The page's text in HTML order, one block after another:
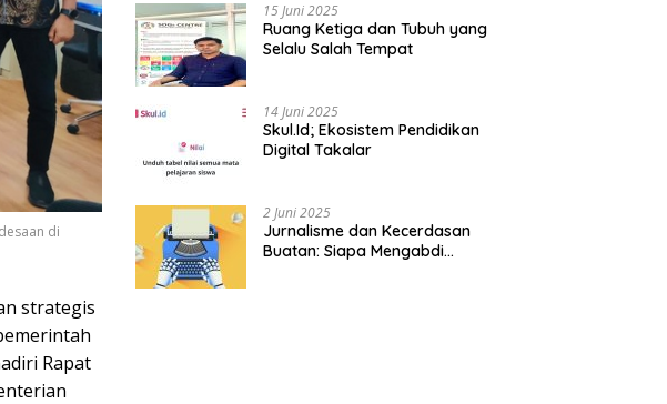
di
strategis
Rapat
15 Juni 2025
Ruang Ketiga dan Tubuh yang
Selalu Salah Tempat
14 Juni 2025
Skul.Id; Ekosistem Pendidikan
Digital Takalar
2 Juni 2025
Jurnalisme dan Kecerdasan
Buatan: Siapa Mengabdi